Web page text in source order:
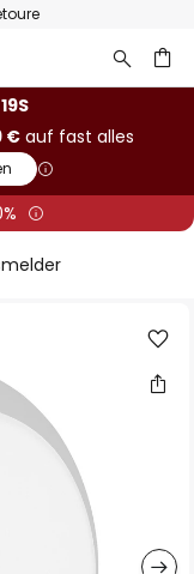
€auf fast alles